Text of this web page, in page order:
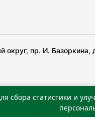
округ, пр. И. Базоркина,
гIирсаштеи, цар
статистики и